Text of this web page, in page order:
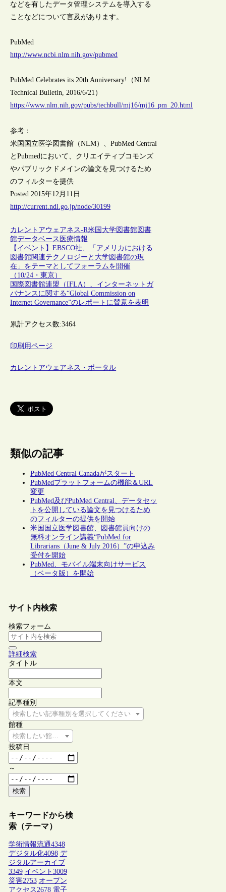
などを有したデータ管理システムを導入する
ことなどについて言及があります。
PubMed
http://www.ncbi.nlm.nih.gov/pubmed
PubMed Celebrates its 20th Anniversary!（NLM
Technical Bulletin, 2016/6/21）
https://www.nlm.nih.gov/pubs/techbull/mj16/mj16_pm_20.html
参考：
米国国立医学図書館（NLM）、PubMed Central
とPubmedにおいて、クリエイティブコモンズ
やパブリックドメインの論文を見つけるため
のフィルターを提供
Posted 2015年12月11日
http://current.ndl.go.jp/node/30199
カレントアウェアネス-R米国 大学図書館図書
館データベース 医療情報
【イベント】EBSCO社、「アメリカにおける
図書館関連テクノロジーと大学図書館の現
在」をテーマとしてフォーラムを開催
（10/24・東京）
国際図書館連盟（IFLA）、インターネットガ
バナンスに関する“Global Commission on
Internet Governance”のレポートに賛意を表明
累計アクセス数:3464
印刷用ページ
カレントアウェアネス・ポータル
類似の記事
PubMed Central Canadaがスタート
PubMedプラットフォームの機能＆URL
変更
PubMed及びPubMed Central、データセッ
トを公開している論文を見つけるため
のフィルターの提供を開始
米国国立医学図書館、図書館員向けの
無料オンライン講義“PubMed for
Librarians（June & July 2016）”の申込み
受付を開始
PubMed、モバイル端末向けサービス
（ベータ版）を開始
サイト内検索
検索フォーム
詳細検索
タイトル
本文
記事種別
検索したい記事種別を選択してください
館種
検索したい館種を選択してください
投稿日
～
検索
キーワードから検
索（テーマ）
学術情報流通4348
デジタル化4098 デ
ジタルアーカイブ
3349 イベント 3009
災害2753 オープン
アクセス2678 電子